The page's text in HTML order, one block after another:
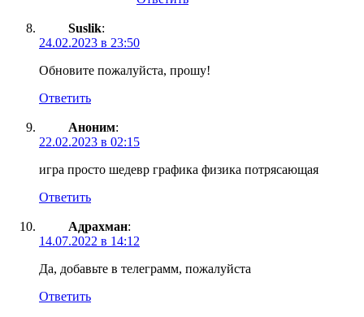
Suslik:
24.02.2023 в 23:50
Обновите пожалуйста, прошу!
Ответить
Аноним:
22.02.2023 в 02:15
игра просто шедевр графика физика потрясающая
Ответить
Адрахман:
14.07.2022 в 14:12
Да, добавьте в телеграмм, пожалуйста
Ответить